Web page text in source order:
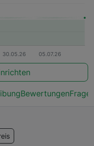
Bewertungen